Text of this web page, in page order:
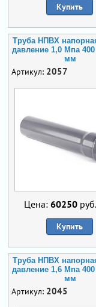
Купить
Труба НПВХ
давление 1,0 Мпа
мм
Артикул: 2057
Цена: 60250
Купить
Труба НПВХ
давление 1,6 Мпа
мм
Артикул: 2045